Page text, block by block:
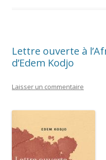
Lettre ouverte à
d’Edem Kodjo
Laisser un commentaire